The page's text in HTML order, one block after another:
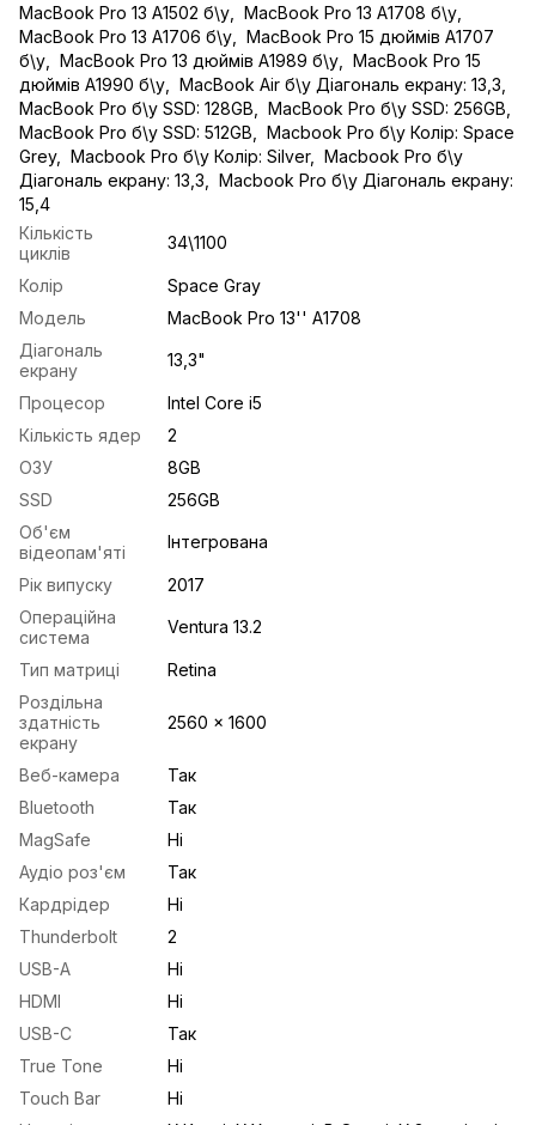
MacBook Pro 13 A1502 б\у
MacBook Pro 13 A1708 б\у
MacBook Pro 13 A1706 б\у
MacBook Pro 15 дюймів A1707
б\у
MacBook Pro 13 дюймів A1989 б\у
MacBook Pro 15
дюймів A1990 б\у
MacBook Air б\у Діагональ екрану: 13,3
MacBook Pro б\у SSD: 128GB
MacBook Pro б\у SSD: 256GB
MacBook Pro б\у SSD: 512GB
Macbook Pro б\у Колір: Space
Grey, Macbook Pro б\у Колір: Silver, Macbook Pro б\у
Діагональ екрану: 13,3
Macbook Pro б\у Діагональ екрану:
15,4
Кількість
циклів
34\1100
Колір
Space Gray
Модель
MacBook Pro 13'' A1708
Діагональ
екрану
13,3"
Процесор
Intel Core i5
Кількість ядер
2
ОЗУ
8GB
SSD
256GB
Об'єм
відеопам'яті
Інтегрована
Рік випуску
2017
Операційна
система
Ventura 13.2
Тип матриці
Retina
Роздільна
здатність
екрану
2560 x 1600
Веб-камера
Так
Bluetooth
Так
MagSafe
Ні
Аудіо роз'єм
Так
Кардрідер
Ні
Thunderbolt
2
USB-A
Ні
HDMI
Ні
USB-С
Так
True Tone
Ні
Touch Bar
Ні